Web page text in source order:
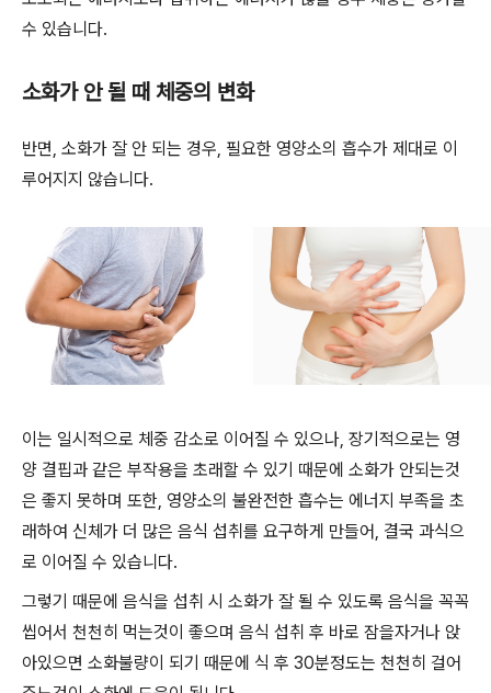
수 있습니다.
소화가 안 될 때 체중의 변화
반면, 소화가 잘 안 되는 경우, 필요한 영양소의 흡수가 제대로 이
루어지지 않습니다.
이는 일시적으로 체중 감소로 이어질 수 있으나, 장기적으로는 영
양 결핍과 같은 부작용을 초래할 수 있기 때문에 소화가 안되는것
은 좋지 못하며 또한, 영양소의 불완전한 흡수는 에너지 부족을 초
래하여 신체가 더 많은 음식 섭취를 요구하게 만들어, 결국 과식으
로 이어질 수 있습니다.
그렇기 때문에 음식을 섭취 시 소화가 잘 될 수 있도록 음식을 꼭꼭
씹어서 천천히 먹는것이 좋으며 음식 섭취 후 바로 잠을자거나 앉
아있으면 소화불량이 되기 때문에 식 후 30분정도는 천천히 걸어